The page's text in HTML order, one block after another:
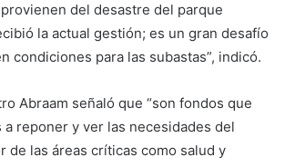
del desastre del parque
la actual gestión; es un gran desafío
condiciones para las subastas”, indicó.
Abraam señaló que “son fondos que
a reponer y ver las necesidades del
de las áreas críticas como salud y